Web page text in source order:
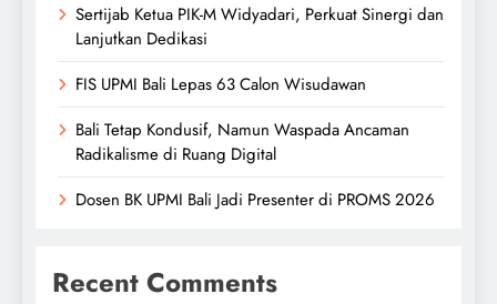
Sertijab Ketua PIK-M Widyadari, Perkuat Sinergi dan
Lanjutkan Dedikasi
FIS UPMI Bali Lepas 63 Calon Wisudawan
Bali Tetap Kondusif, Namun Waspada Ancaman
Radikalisme di Ruang Digital
Dosen BK UPMI Bali Jadi Presenter di PROMS 2026
Recent Comments